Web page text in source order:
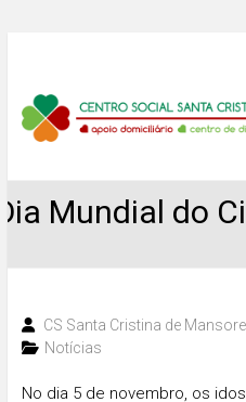
content
Centro
Santa
Cristina
de
Mansores
Mundial do
CS Santa Cristina de
Notícias
No dia 5 de novembro, os